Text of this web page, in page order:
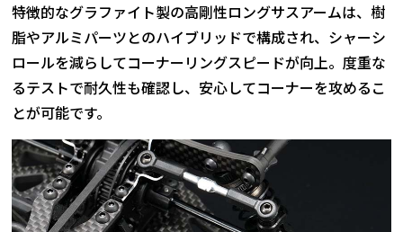
特徴的なグラファイト製の高剛性ロングサスアームは、樹
脂やアルミパーツとのハイブリッドで構成され、シャーシ
ロールを減らしてコーナーリングスピードが向上。度重な
るテストで耐久性も確認し、安心してコーナーを攻めるこ
とが可能です。